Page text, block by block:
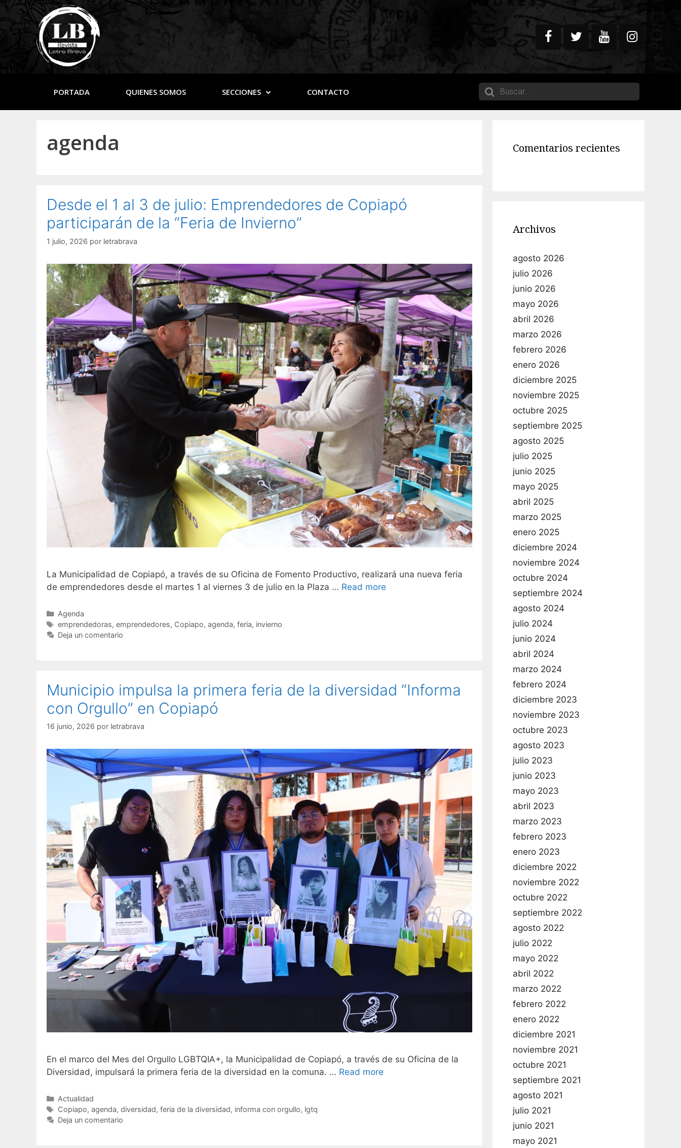
PORTADA QUIENES SOMOS SECCIONES CONTACTO
agenda
Desde el 1 al 3 de julio: Emprendedores de Copiapó
participarán de la “Feria de Invierno”
1 julio, 2026 por letrabrava
La Municipalidad de Copiapó, a través de su Oficina de Fomento Productivo, realizará una nueva feria
de emprendedores desde el martes 1 al viernes 3 de julio en la Plaza … Read more
Agenda
emprendedoras, emprendedores, Copiapo, agenda, feria, invierno
Deja un comentario
Municipio impulsa la primera feria de la diversidad “Informa
con Orgullo” en Copiapó
16 junio, 2026 por letrabrava
En el marco del Mes del Orgullo LGBTQIA+, la Municipalidad de Copiapó, a través de su Oficina de la
Diversidad, impulsará la primera feria de la diversidad en la comuna. … Read more
Actualidad
Copiapo, agenda, diversidad, feria de la diversidad, informa con orgullo, lgtq
Deja un comentario
Comentarios recientes
Archivos
agosto 2026
julio 2026
junio 2026
mayo 2026
abril 2026
marzo 2026
febrero 2026
enero 2026
diciembre 2025
noviembre 2025
octubre 2025
septiembre 2025
agosto 2025
julio 2025
junio 2025
mayo 2025
abril 2025
marzo 2025
enero 2025
diciembre 2024
noviembre 2024
octubre 2024
septiembre 2024
agosto 2024
julio 2024
junio 2024
abril 2024
marzo 2024
febrero 2024
diciembre 2023
noviembre 2023
octubre 2023
agosto 2023
julio 2023
junio 2023
mayo 2023
abril 2023
marzo 2023
febrero 2023
enero 2023
diciembre 2022
noviembre 2022
octubre 2022
septiembre 2022
agosto 2022
julio 2022
mayo 2022
abril 2022
marzo 2022
febrero 2022
enero 2022
diciembre 2021
noviembre 2021
octubre 2021
septiembre 2021
agosto 2021
julio 2021
junio 2021
mayo 2021